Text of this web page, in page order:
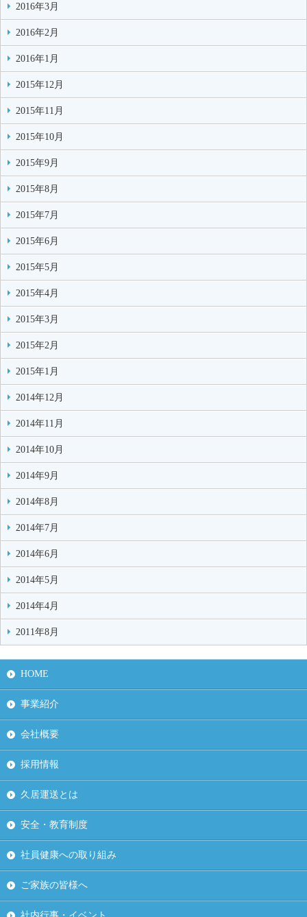
2016年3月
2016年2月
2016年1月
2015年12月
2015年11月
2015年10月
2015年9月
2015年8月
2015年7月
2015年6月
2015年5月
2015年4月
2015年3月
2015年2月
2015年1月
2014年12月
2014年11月
2014年10月
2014年9月
2014年8月
2014年7月
2014年6月
2014年5月
2014年4月
2011年8月
HOME
事業紹介
会社概要
採用情報
久居運送とは
安全・教育制度
社員健康への取り組み
ご家族の皆様へ